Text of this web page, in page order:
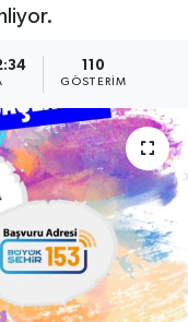
110
GÖSTERIM